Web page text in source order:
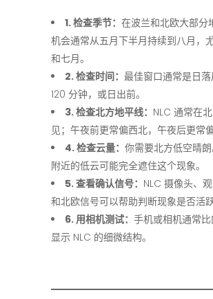
1. 检查季节： 在波兰和北欧大部分
机会通常从五月下半月持续到八月，
和七月。
2. 检查时间： 最佳窗口通常是日
120 分钟，或日出前。
3. 检查北方地平线： NLC 通常在
见；午夜前更常偏西北，午夜后更常偏
4. 检查云量： 你需要北方低空晴
附近的低云可能完全遮住这个现象。
5. 查看确认信号： NLC 摄像头、
和北欧信号可以帮助判断现象是否活跃
6. 用相机测试： 手机或相机通常
显示 NLC 的细微结构。